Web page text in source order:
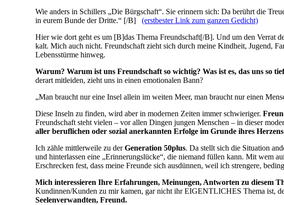
Wie anders in Schillers „Die Bürgschaft“. Sie erinnern sich: Da berührt die
in eurem Bunde der Dritte.“ [/B] (erstbester Link zum ganzen Gedicht)
Hier wie dort geht es um [B]das Thema Freundschaft[/B]. Und um den Verrat
kalt. Mich auch nicht. Freundschaft zieht sich durch meine Kindheit, Jugend,
Lebensstürme hinweg.
Warum? Warum ist uns Freundschaft so wichtig? Was ist es, das uns so
derart mitleiden, zieht uns in einen emotionalen Bann?
„Man braucht nur eine Insel allein im weiten Meer, man braucht nur einen
Diese Inseln zu finden, wird aber in modernen Zeiten immer schwieriger.
Freundschaft steht vielen – vor allen Dingen jungen Menschen – in dieser
aller beruflichen oder sozial anerkannten Erfolge im Grunde ihres Herzens
Ich zähle mittlerweile zu derGeneration 50plus. Da stellt sich die Situation
und hinterlassen eine „Erinnerungslücke“, die niemand füllen kann. Mit wem
Erschrecken fest, dass meine Freunde sich ausdünnen, weil ich strengere,
Mich interessieren Ihre Erfahrungen, Meinungen, Antworten zu diesem
Kundinnen/Kunden zu mir kamen, gar nicht ihr EIGENTLICHES Thema ist,
Seelenverwandten, Freund.